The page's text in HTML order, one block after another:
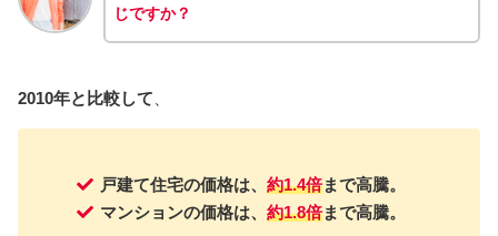
じですか？
2010年と比較して
戸建て住宅の価格は、 約1.4倍まで高騰。
マンションの価格は、 約1.8倍まで高騰。